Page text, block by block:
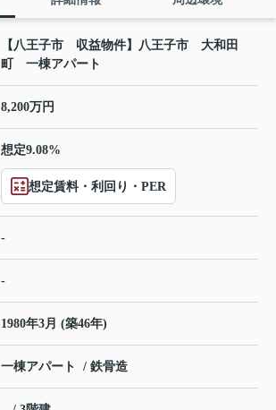
【八王子市 収益物件】八王子市 大和田
町 一棟アパート
8,200万円
想定9.08%
想定賃料・利回り・PER
-
-
1980年3月 (築46年)
一棟アパート / 鉄骨造